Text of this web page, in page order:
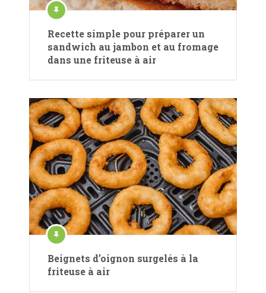
Recette simple pour préparer un
sandwich au jambon et au fromage
dans une friteuse à air
Beignets d’oignon surgelés à la
friteuse à air